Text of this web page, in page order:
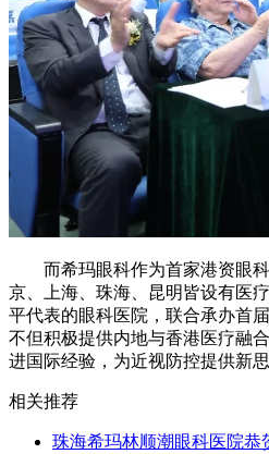
而希玛眼科作为首家港资眼科
京、上海、珠海、昆明皆设有医
平代表的眼科医院，联合承办首
不但积极提供内地与香港医疗融
进国际经验，为近视防控提供新思
相关推荐
珠海希玛林顺潮眼科医院恭